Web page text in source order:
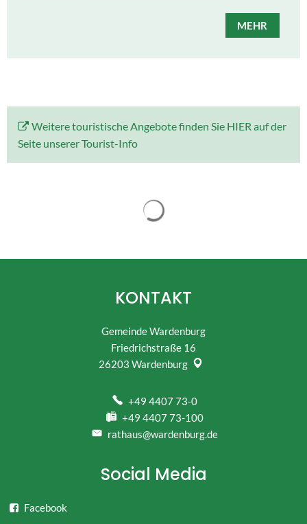
MEHR
Weitere touristische Angebote finden Sie HIER auf der
Seite unserer Tourist-Info
KONTAKT
Gemeinde Wardenburg
Friedrichstraße 16
26203 Wardenburg
+49 4407 73-0
+49 4407 73-100
rathaus@wardenburg.de
Social Media
Facebook